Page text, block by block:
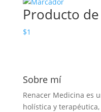
Producto
$1
Sobre mí
Renacer Medicina es
holística y